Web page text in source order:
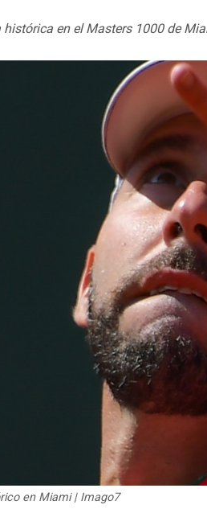
en el Masters 1000 de
en Miami | Imago7